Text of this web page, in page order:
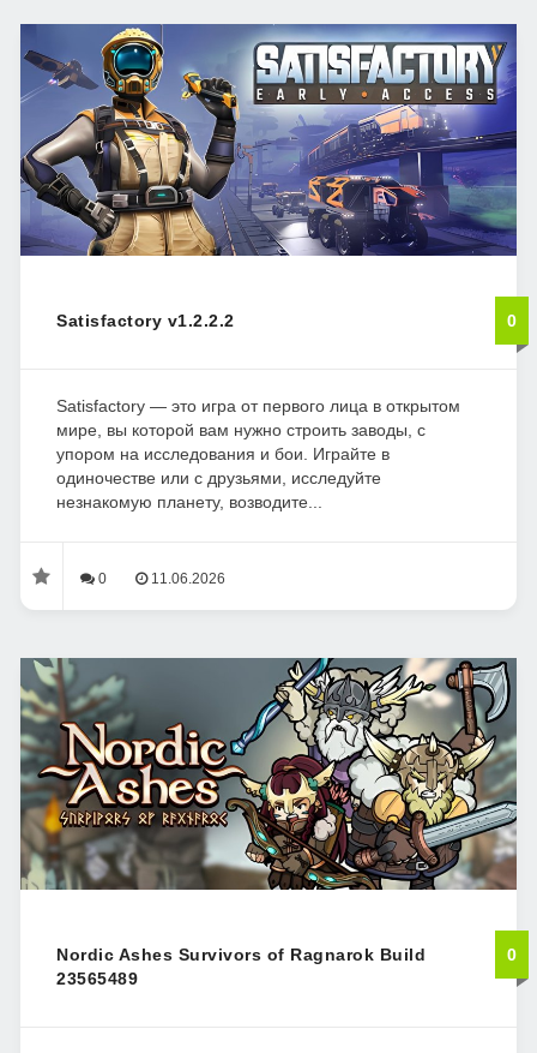
Satisfactory v1.2.2.2 0
Satisfactory — это игра от первого лица в открытом
мире, вы которой вам нужно строить заводы, с
упором на исследования и бои. Играйте в
одиночестве или с друзьями, исследуйте
незнакомую планету, возводите...
0 11.06.2026
Nordic Ashes Survivors of Ragnarok Build
23565489
0